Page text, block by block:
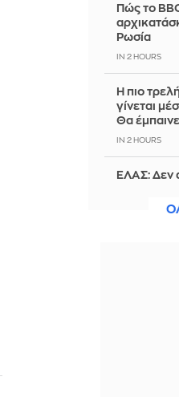
Πώς το
Ρωσία
IN 2 HOURS
Η πιο
γίνεται
Θα
IN 2 HOURS
ΕΛΑΣ: Δεν